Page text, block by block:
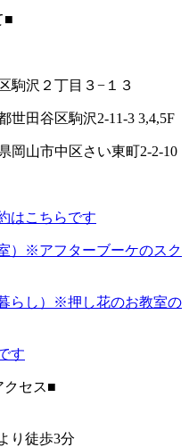
■
駒沢２丁目３−１３
世田谷区駒沢2-11-3 3,4,5F
岡山市中区さい東町2-2-10
はこちらです
）※アフターブーケのスク
らし）※押し花のお教室の
す
クセス■
り徒歩3分